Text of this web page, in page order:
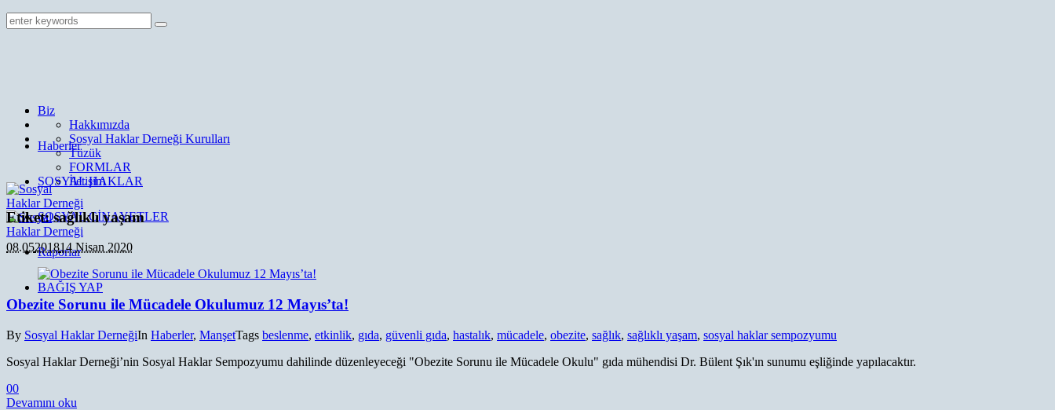
Biz
Hakkımızda
Sosyal Haklar Derneği Kurulları
Tüzük
FORMLAR
İletişim
Haberler
SOSYAL HAKLAR
SOSYAL CİNAYETLER
Raporlar
BAĞIŞ YAP
Etiket:sağlıklı yaşam
08.05201814 Nisan 2020
Obezite Sorunu ile Mücadele Okulumuz 12 Mayıs’ta!
By Sosyal Haklar DerneğiIn Haberler, ManşetTags beslenme, etkinlik, gıda, güvenli gıda, hastalık, mücadele, obezite, sağlık, sağlıklı yaşam, sosyal haklar sempozyumu
Sosyal Haklar Derneği’nin Sosyal Haklar Sempozyumu dahilinde düzenleyeceği "Obezite Sorunu ile Mücadele Okulu" gıda mühendisi Dr. Bülent Şık'ın sunumu eşliğinde yapılacaktır.
00
Devamını oku